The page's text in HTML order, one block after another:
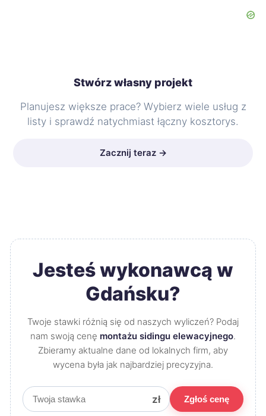
Stwórz własny projekt
Planujesz większe prace? Wybierz wiele usług z
listy i sprawdź natychmiast łączny kosztorys.
Zacznij teraz →
Jesteś wykonawcą w
Gdańsku?
Twoje stawki różnią się od naszych wyliczeń? Podaj
nam swoją cenę montażu sidingu elewacyjnego.
Zbieramy aktualne dane od lokalnych firm, aby
wycena była jak najbardziej precyzyjna.
zł Zgłoś cenę